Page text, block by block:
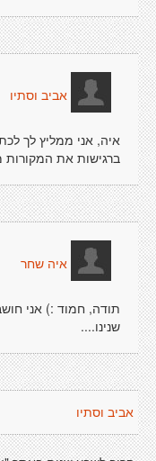
אביב וסתיו
איה, אני ממליץ לך
ברגישות את המקורות
איה שחר
תודה, חמוד :) אני
שנינו....
אביב וסתיו